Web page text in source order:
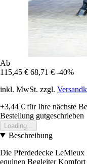
Ab
115,45 € 68,71 € -40%
inkl. MwSt. zzgl.
+3,44 € für Ihre nächste
Bestellung gutgeschrieben
Loading...
Beschreibung
Die Pferdedecke LeMieux
equinen Begleiter